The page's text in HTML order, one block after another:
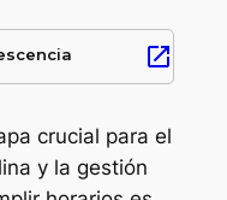
open_in_new
crucial para el
y la gestión